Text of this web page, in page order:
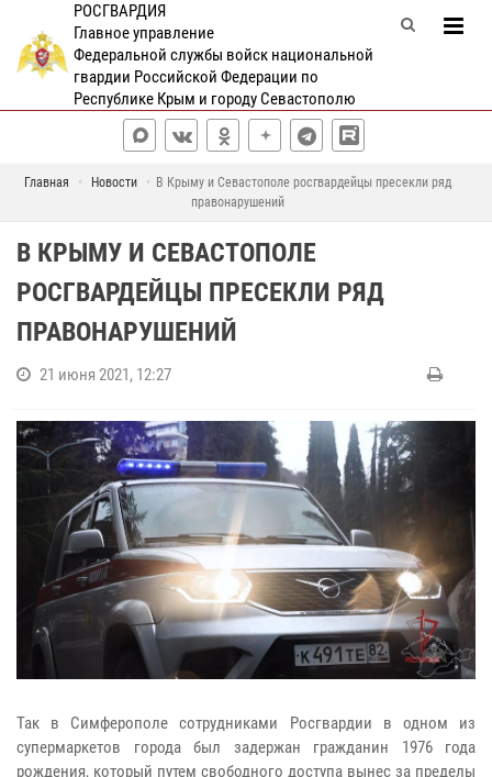
РОСГВАРДИЯ
Главное управление
Федеральной службы войск национальной
гвардии Российской Федерации по
Республике Крым и городу Севастополю
Главная Новости
В Крыму и Севастополе росгвардейцы пресекли ряд
правонарушений
В КРЫМУ И СЕВАСТОПОЛЕ
РОСГВАРДЕЙЦЫ ПРЕСЕКЛИ РЯД
ПРАВОНАРУШЕНИЙ
21 июня 2021, 12:27
Так в Симферополе сотрудниками Росгвардии в одном из
супермаркетов города был задержан гражданин 1976 года
рождения, который путем свободного доступа вынес за пределы